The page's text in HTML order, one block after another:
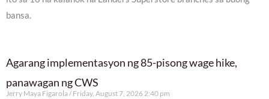
bansa.
Agarang implementasyon ng 85-pisong wage hike,
panawagan ng CWS
Jerry Maya Figarola Friday, August 7, 2026 2:40 pm